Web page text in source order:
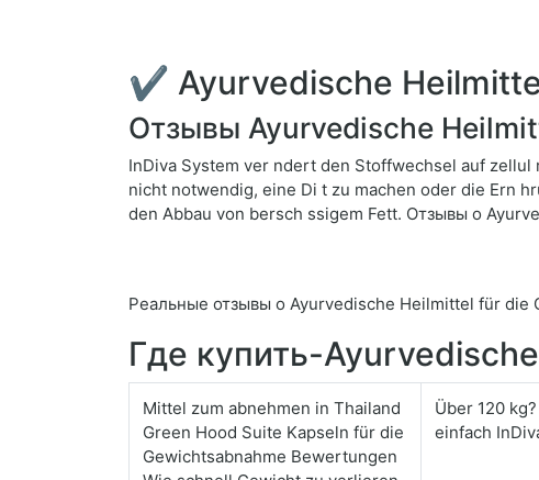
✔ Ayurvedische
Отзывы Ayurvedische
InDiva System ver ndert den Stoffwechsel auf
nicht notwendig, eine Di t zu machen oder die Ern
den Abbau von bersch ssigem Fett. Отзывы о
Реальные отзывы о Ayurvedische Heilmittel für die
Где купить-
Mittel zum abnehmen in Thailand
Green Hood Suite Kapseln für die
Gewichtsabnahme Bewertungen
Über 120
einfach